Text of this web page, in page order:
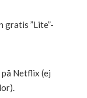
gratis ”Lite”-
Netflix (ej